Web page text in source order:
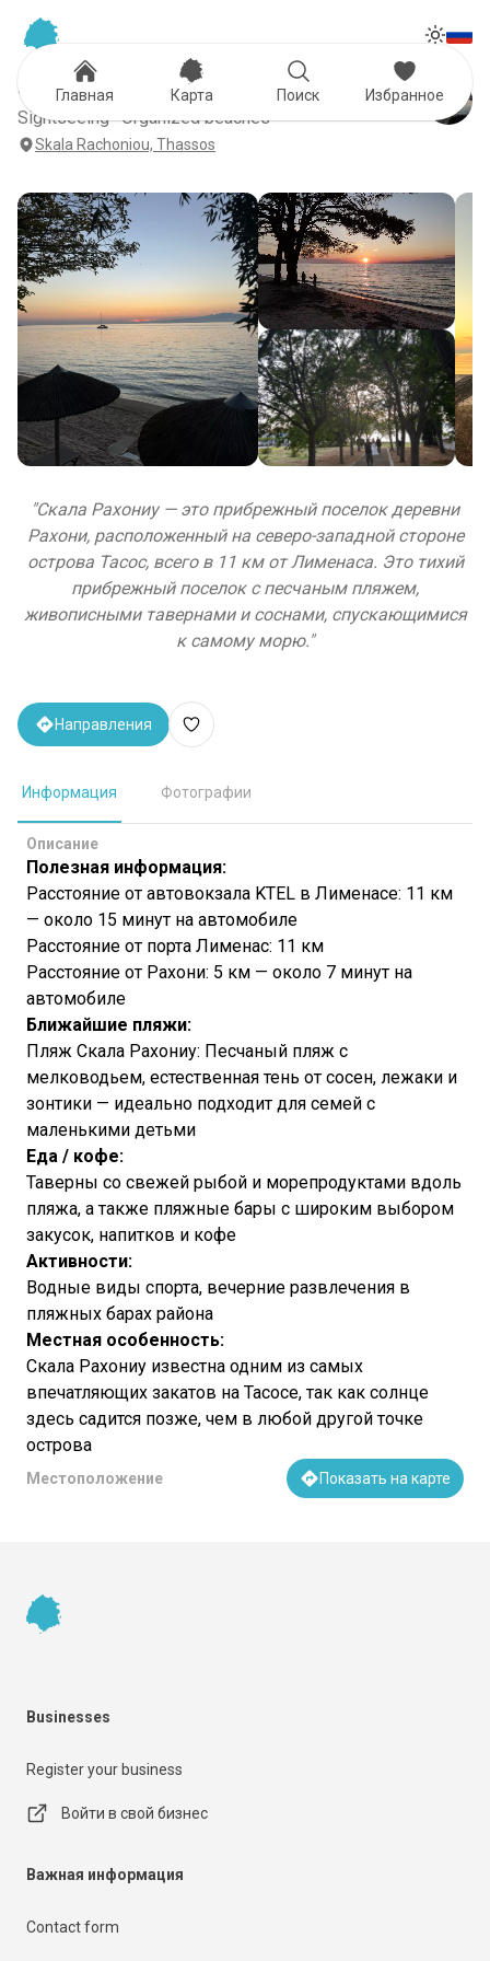
SKALA RACHONI
Sightseeing · Organized beaches
Skala Rachoniou, Thassos
"Скала Рахониу — это прибрежный поселок деревни
Рахони, расположенный на северо-западной стороне
острова Тасос, всего в 11 км от Лименаса. Это тихий
прибрежный поселок с песчаным пляжем,
живописными тавернами и соснами, спускающимися
к самому морю."
Направления
Информация Фотографии
Описание
Полезная информация:
Расстояние от автовокзала KTEL в Лименасе: 11 км
— около 15 минут на автомобиле
Расстояние от порта Лименас: 11 км
Расстояние от Рахони: 5 км — около 7 минут на
автомобиле
Ближайшие пляжи:
Пляж Скала Рахониу: Песчаный пляж с
мелководьем, естественная тень от сосен, лежаки и
зонтики — идеально подходит для семей с
маленькими детьми
Еда / кофе:
Таверны со свежей рыбой и морепродуктами вдоль
пляжа, а также пляжные бары с широким выбором
закусок, напитков и кофе
Активности:
Водные виды спорта, вечерние развлечения в
пляжных барах района
Местная особенность:
Скала Рахониу известна одним из самых
впечатляющих закатов на Тасосе, так как солнце
здесь садится позже, чем в любой другой точке
острова
Местоположение Показать на карте
Главная Карта Поиск Избранное
Businesses
Register your business
Войти в свой бизнес
Важная информация
Contact form